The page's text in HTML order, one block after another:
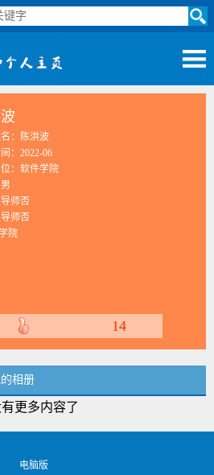
：陈洪波
：2022-06
：软件学院
师否
师否
院
14
相册
更多内容了
电脑版